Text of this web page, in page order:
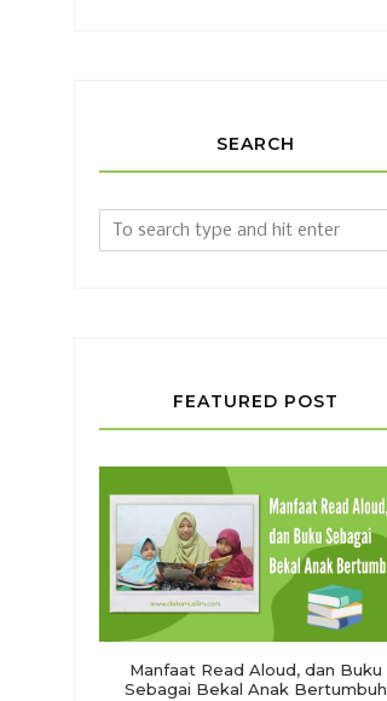
SEARCH
FEATURED POST
Manfaat Read Aloud, dan Buku
Sebagai Bekal Anak Bertumbuh